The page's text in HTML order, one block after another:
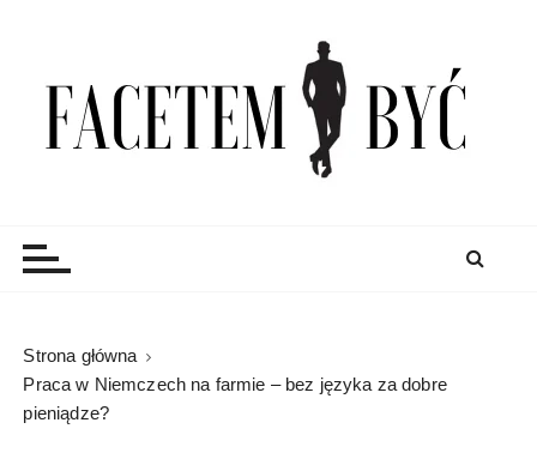
Strona główna
Praca w Niemczech na farmie – bez języka za dobre
pieniądze?